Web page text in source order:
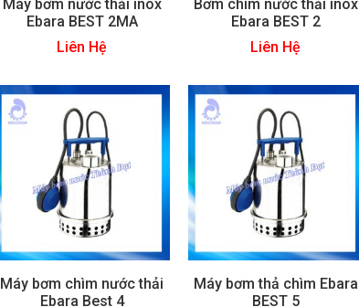
Máy bơm nước thải inox
Ebara BEST 2MA
Liên Hệ
Bơm chìm nước thải inox
Ebara BEST 2
Liên Hệ
Máy bơm chìm nước thải
Ebara Best 4
Máy bơm thả chìm Ebara
BEST 5